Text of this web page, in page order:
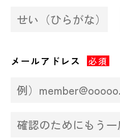
メールアドレス 必須